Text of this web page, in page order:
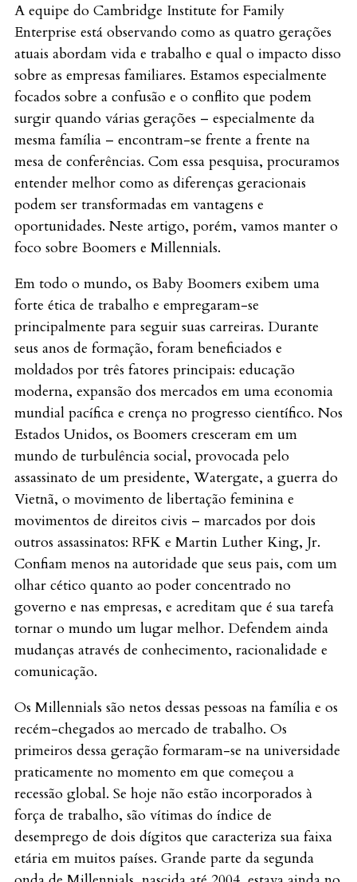
A equipe do Cambridge Institute for Family
Enterprise está observando como as quatro gerações
atuais abordam vida e trabalho e qual o impacto disso
sobre as empresas familiares. Estamos especialmente
focados sobre a confusão e o conflito que podem
surgir quando várias gerações – especialmente da
mesma família – encontram-se frente a frente na
mesa de conferências. Com essa pesquisa, procuramos
entender melhor como as diferenças geracionais
podem ser transformadas em vantagens e
oportunidades. Neste artigo, porém, vamos manter o
foco sobre Boomers e Millennials.
Em todo o mundo, os Baby Boomers exibem uma
forte ética de trabalho e empregaram-se
principalmente para seguir suas carreiras. Durante
seus anos de formação, foram beneficiados e
moldados por três fatores principais: educação
moderna, expansão dos mercados em uma economia
mundial pacífica e crença no progresso científico. Nos
Estados Unidos, os Boomers cresceram em um
mundo de turbulência social, provocada pelo
assassinato de um presidente, Watergate, a guerra do
Vietnã, o movimento de libertação feminina e
movimentos de direitos civis – marcados por dois
outros assassinatos: RFK e Martin Luther King, Jr.
Confiam menos na autoridade que seus pais, com um
olhar cético quanto ao poder concentrado no
governo e nas empresas, e acreditam que é sua tarefa
tornar o mundo um lugar melhor. Defendem ainda
mudanças através de conhecimento, racionalidade e
comunicação.
Os Millennials são netos dessas pessoas na família e os
recém-chegados ao mercado de trabalho. Os
primeiros dessa geração formaram-se na universidade
praticamente no momento em que começou a
recessão global. Se hoje não estão incorporados à
força de trabalho, são vítimas do índice de
desemprego de dois dígitos que caracteriza sua faixa
etária em muitos países. Grande parte da segunda